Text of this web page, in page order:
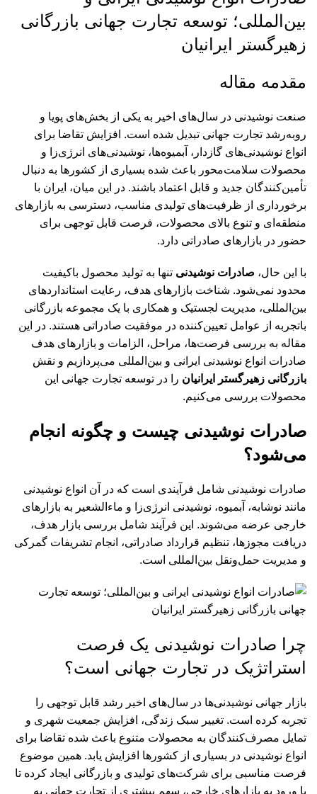
بین‌المللی؛ توسعه تجارت جهانی بازرگانی
زهیرگستر ایرانیان
مقدمه مقاله
صنعت نوشیدنی در سال‌های اخیر به یکی از بخش‌های پویا و
رو‌به‌رشد تجارت جهانی تبدیل شده است. افزایش تقاضا برای
انواع نوشیدنی‌های گازدار، آبمیوه‌ها، نوشیدنی‌های انرژی‌زا و
محصولات سلامت‌محور باعث شده بسیاری از کشورها به دنبال
تأمین‌کنندگان جدید و قابل اعتماد باشند. در این میان، ایران با
برخورداری از ظرفیت‌های تولیدی مناسب، دسترسی به بازارهای
منطقه‌ای و تنوع بالای محصولات، فرصت قابل توجهی برای
حضور در بازارهای صادراتی دارد.
با این حال، صادرات نوشیدنی تنها به تولید محصول باکیفیت
محدود نمی‌شود. شناخت بازارهای هدف، رعایت استانداردهای
بین‌المللی، مدیریت لجستیک و همکاری با یک مجموعه بازرگانی
باتجربه از عوامل تعیین‌کننده در موفقیت صادراتی هستند. در این
مقاله به بررسی فرصت‌ها، مراحل، الزامات و بازارهای هدف
صادرات انواع نوشیدنی ایرانی و بین‌المللی می‌پردازیم و نقش
بازرگانی زهیرگستر ایرانیان را در توسعه تجارت جهانی این
محصولات بررسی می‌کنیم.
صادرات نوشیدنی چیست و چگونه انجام
می‌شود؟
صادرات نوشیدنی شامل فرآیندی است که در آن انواع نوشیدنی
مانند نوشابه، آبمیوه، نوشیدنی انرژی‌زا و ماءالشعیر به بازارهای
خارجی عرضه می‌شوند. این فرآیند شامل بررسی بازار هدف،
دریافت مجوزها، تنظیم قرارداد صادراتی، انجام تشریفات گمرکی
و مدیریت حمل‌ونقل بین‌المللی است.
چرا صادرات نوشیدنی یک فرصت
استراتژیک در تجارت جهانی است؟
بازار جهانی نوشیدنی‌ها در سال‌های اخیر رشد قابل توجهی را
تجربه کرده است. تغییر سبک زندگی، افزایش جمعیت شهری و
تمایل مصرف‌کنندگان به محصولات متنوع باعث شده تقاضا برای
انواع نوشیدنی در بسیاری از کشورها افزایش یابد. همین موضوع
فرصت مناسبی برای شرکت‌های تولیدی و بازرگانی ایجاد کرده تا
با ورود به بازارهای خارجی، سهم بیشتری از تجارت جهانی به